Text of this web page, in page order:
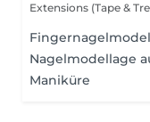
Extensions (Tape &
Nagelmodellage
Maniküre